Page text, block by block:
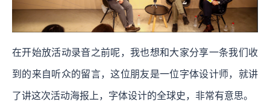
在开始放活动录音之前呢，我也想和大家分享一条我们收
到的来自听众的留言，这位朋友是一位字体设计师，就讲
了讲这次活动海报上，字体设计的全球史，非常有意思。